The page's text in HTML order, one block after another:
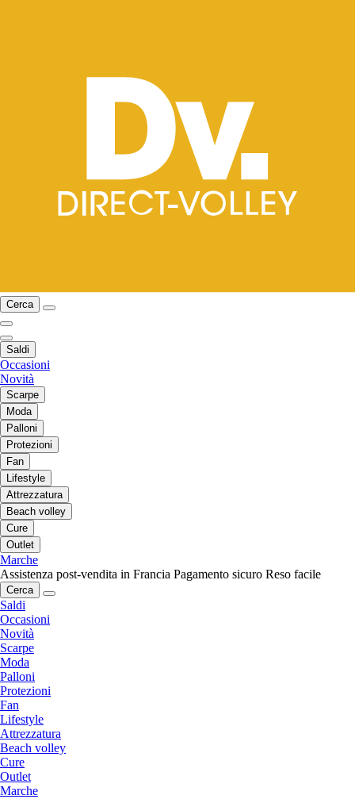
Cerca
Saldi
Occasioni
Novità
Scarpe
Moda
Palloni
Protezioni
Fan
Lifestyle
Attrezzatura
Beach volley
Cure
Outlet
Marche
Assistenza post-vendita in Francia Pagamento sicuro Reso facile
Cerca
Saldi
Occasioni
Novità
Scarpe
Moda
Palloni
Protezioni
Fan
Lifestyle
Attrezzatura
Beach volley
Cure
Outlet
Marche